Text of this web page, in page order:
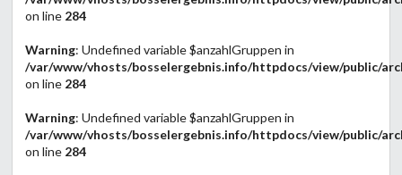
on line 284
Warning: Undefined variable $anzahlGruppen in
/var/www/vhosts/bosselergebnis.info/httpdocs/view/public/
on line 284
Warning: Undefined variable $anzahlGruppen in
/var/www/vhosts/bosselergebnis.info/httpdocs/view/public/
on line 284